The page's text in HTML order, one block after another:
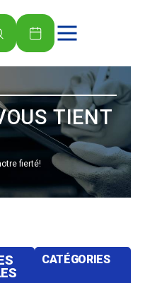
TIENT
fierté!
CATÉGORIES